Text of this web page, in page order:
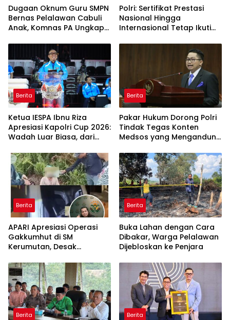
Dugaan Oknum Guru SMPN
Bernas Pelalawan Cabuli
Anak, Komnas PA Ungkap
Polres Sejak Juli
Polri: Sertifikat Prestasi
Nasional Hingga
Internasional Tetap Ikuti
Rekrutmen Polri
Berita
Ketua IESPA Ibnu Riza
Apresiasi Kapolri Cup 2026:
Wadah Luar Biasa, dari
Nasional
Berita
Pakar Hukum Dorong Polri
Tindak Tegas Konten
Medsos yang Mengandung
Berita
APARI Apresiasi Operasi
Gakkumhut di SM
Kerumutan, Desak
Jaringan Pembalak Liar
Berita
Buka Lahan dengan Cara
Dibakar, Warga Pelalawan
Dijebloskan ke Penjara
Berita Berita